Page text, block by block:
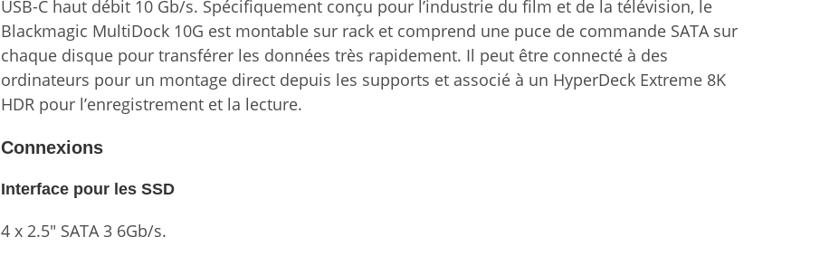
USB-C haut débit 10 Gb/s. Spécifiquement conçu pour l’industrie du film et de la télévision, le
Blackmagic MultiDock 10G est montable sur rack et comprend une puce de commande SATA sur
chaque disque pour transférer les données très rapidement. Il peut être connecté à des
ordinateurs pour un montage direct depuis les supports et associé à un HyperDeck Extreme 8K
HDR pour l’enregistrement et la lecture.
Connexions
Interface pour les SSD
4 x 2.5″ SATA 3 6Gb/s.